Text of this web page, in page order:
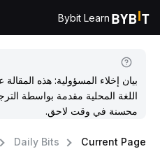
Bybit Learn
بيان إخلاء المسؤولية: هذه المقالة
اللغة المحلية مقدمة بواسطة
محسنة في وقت لاحق.
Daily Bits Current